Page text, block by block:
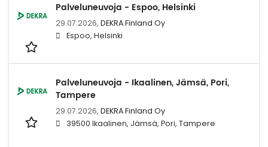
Palveluneuvoja - Espoo, Helsinki
29.07.2026, DEKRA Finland Oy
Espoo, Helsinki
Palveluneuvoja - Ikaalinen, Jämsä, Pori,
Tampere
29.07.2026, DEKRA Finland Oy
39500 Ikaalinen, Jämsä, Pori, Tampere